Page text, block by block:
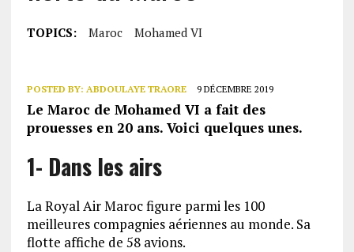
TOPICS: Maroc Mohamed VI
POSTED BY: ABDOULAYE TRAORE 9 DÉCEMBRE 2019
Le Maroc de Mohamed VI a fait des
prouesses en 20 ans. Voici quelques unes.
1- Dans les airs
La Royal Air Maroc figure parmi les 100
meilleures compagnies aériennes au monde. Sa
flotte affiche de 58 avions.